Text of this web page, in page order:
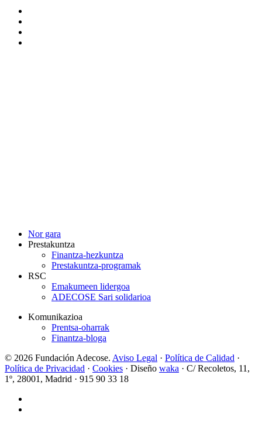
Nor gara
Prestakuntza
Finantza-hezkuntza
Prestakuntza-programak
RSC
Emakumeen lidergoa
ADECOSE Sari solidarioa
Komunikazioa
Prentsa-oharrak
Finantza-bloga
© 2026 Fundación Adecose. Aviso Legal · Política de Calidad ·
Política de Privacidad · Cookies · Diseño waka · C/ Recoletos, 11,
1º, 28001, Madrid · 915 90 33 18